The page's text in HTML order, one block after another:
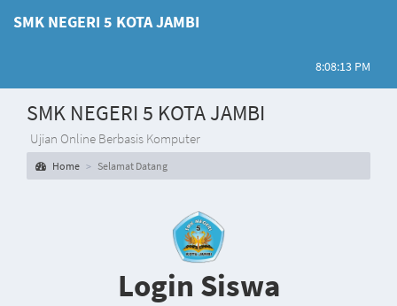
SMK NEGERI 5 KOTA JAMBI
8:08:13 PM
SMK NEGERI 5 KOTA JAMBI
Ujian Online Berbasis Komputer
Home Selamat Datang
Login Siswa